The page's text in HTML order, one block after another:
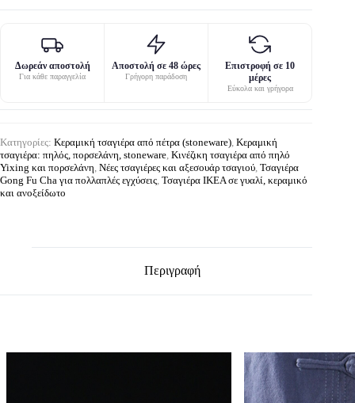
Δωρεάν αποστολή
Για κάθε παραγγελία
Αποστολή σε 48 ώρες
Γρήγορη παράδοση
Επιστροφή σε 10
μέρες
Εύκολα και γρήγορα
Κατηγορίες: Κεραμική τσαγιέρα από πέτρα (stoneware) Κεραμική
τσαγιέρα: πηλός, πορσελάνη, stoneware Κινέζικη τσαγιέρα από πηλό
Yixing και πορσελάνη Νέες τσαγιέρες και αξεσουάρ τσαγιού Τσαγιέρα
Gong Fu Cha για πολλαπλές εγχύσεις Τσαγιέρα IKEA σε γυαλί, κεραμικό
και ανοξείδωτο
Περιγραφή